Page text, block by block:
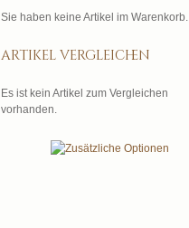
Sie haben keine Artikel im Warenkorb.
artikel vergleichen
Es ist kein Artikel zum Vergleichen
vorhanden.